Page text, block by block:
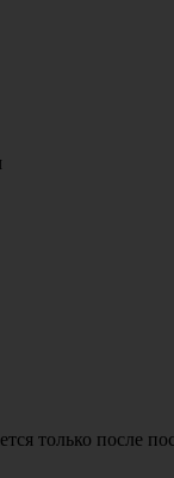
только после